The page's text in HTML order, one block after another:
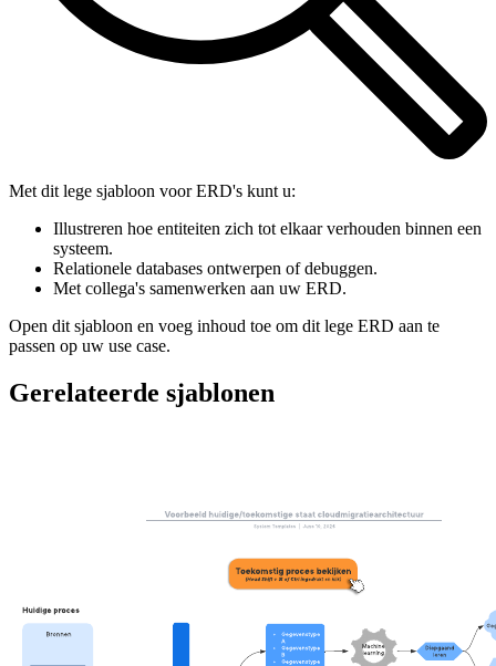
Met dit lege sjabloon voor ERD's kunt u:
Illustreren hoe entiteiten zich tot elkaar verhouden binnen een
systeem.
Relationele databases ontwerpen of debuggen.
Met collega's samenwerken aan uw ERD.
Open dit sjabloon en voeg inhoud toe om dit lege ERD aan te
passen op uw use case.
Gerelateerde sjablonen